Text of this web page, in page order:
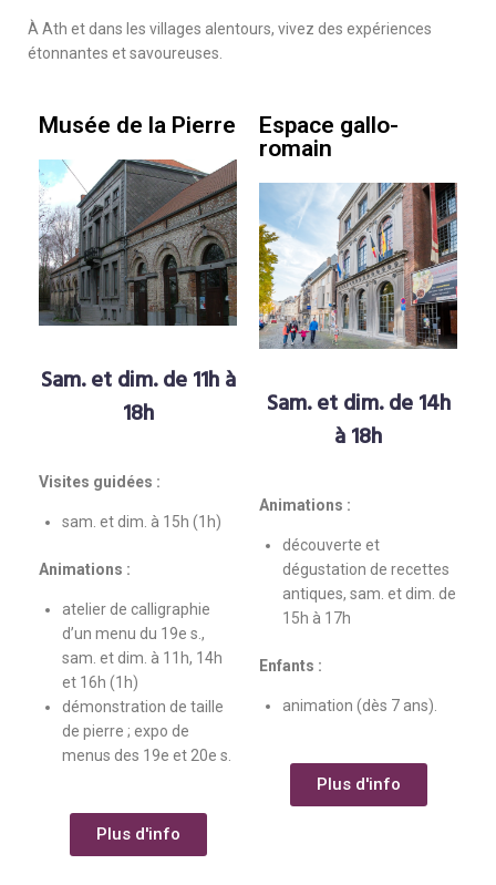
À Ath et dans les villages alentours, vivez des expériences
étonnantes et savoureuses.
Musée de la Pierre
Sam. et dim. de 11h à
18h
Visites guidées :
sam. et dim. à 15h (1h)
Animations :
atelier de calligraphie
d’un menu du 19e s.,
sam. et dim. à 11h, 14h
et 16h (1h)
démonstration de taille
de pierre ; expo de
menus des 19e et 20e s.
Plus d'info
Espace gallo-
romain
Sam. et dim. de 14h
à 18h
Animations :
découverte et
dégustation de recettes
antiques, sam. et dim. de
15h à 17h
Enfants :
animation (dès 7 ans).
Plus d'info